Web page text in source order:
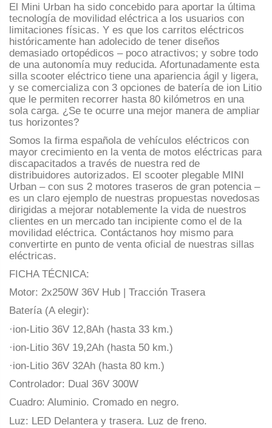
El Mini Urban ha sido concebido para aportar la última
tecnología de movilidad eléctrica a los usuarios con
limitaciones físicas. Y es que los carritos eléctricos
históricamente han adolecido de tener diseños
demasiado ortopédicos – poco atractivos; y sobre todo
de una autonomía muy reducida. Afortunadamente esta
silla scooter eléctrico tiene una apariencia ágil y ligera,
y se comercializa con 3 opciones de batería de ion Litio
que le permiten recorrer hasta 80 kilómetros en una
sola carga. ¿Se te ocurre una mejor manera de ampliar
tus horizontes?
Somos la firma española de vehículos eléctricos con
mayor crecimiento en la venta de motos eléctricas para
discapacitados a través de nuestra red de
distribuidores autorizados. El scooter plegable MINI
Urban – con sus 2 motores traseros de gran potencia –
es un claro ejemplo de nuestras propuestas novedosas
dirigidas a mejorar notablemente la vida de nuestros
clientes en un mercado tan incipiente como el de la
movilidad eléctrica. Contáctanos hoy mismo para
convertirte en punto de venta oficial de nuestras sillas
eléctricas.
FICHA TÉCNICA:
Motor: 2x250W 36V Hub | Tracción Trasera
Batería (A elegir):
·ion-Litio 36V 12,8Ah (hasta 33 km.)
·ion-Litio 36V 19,2Ah (hasta 50 km.)
·ion-Litio 36V 32Ah (hasta 80 km.)
Controlador: Dual 36V 300W
Cuadro: Aluminio. Cromado en negro.
Luz: LED Delantera y trasera. Luz de freno.